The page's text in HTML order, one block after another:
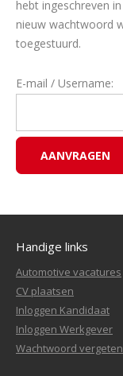
hebt ingeschreven
nieuw wachtwoord
toegestuurd.
E-mail / Username:
Handige links
Automotive vacatures
CV plaatsen
Inloggen Kandidaat
Inloggen Werkgever
Wachtwoord vergeten